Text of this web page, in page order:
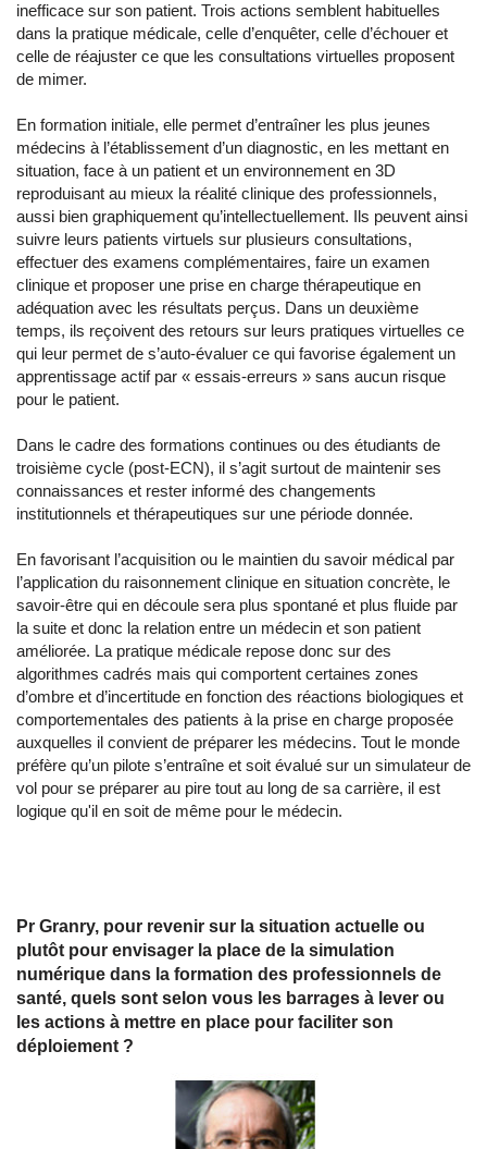
inefficace sur son patient. Trois actions semblent habituelles
dans la pratique médicale, celle d’enquêter, celle d’échouer et
celle de réajuster ce que les consultations virtuelles proposent
de mimer.
En formation initiale, elle permet d’entraîner les plus jeunes
médecins à l’établissement d’un diagnostic, en les mettant en
situation, face à un patient et un environnement en 3D
reproduisant au mieux la réalité clinique des professionnels,
aussi bien graphiquement qu’intellectuellement. Ils peuvent ainsi
suivre leurs patients virtuels sur plusieurs consultations,
effectuer des examens complémentaires, faire un examen
clinique et proposer une prise en charge thérapeutique en
adéquation avec les résultats perçus. Dans un deuxième
temps, ils reçoivent des retours sur leurs pratiques virtuelles ce
qui leur permet de s’auto-évaluer ce qui favorise également un
apprentissage actif par « essais-erreurs » sans aucun risque
pour le patient.
Dans le cadre des formations continues ou des étudiants de
troisième cycle (post-ECN), il s’agit surtout de maintenir ses
connaissances et rester informé des changements
institutionnels et thérapeutiques sur une période donnée.
En favorisant l’acquisition ou le maintien du savoir médical par
l’application du raisonnement clinique en situation concrète, le
savoir-être qui en découle sera plus spontané et plus fluide par
la suite et donc la relation entre un médecin et son patient
améliorée. La pratique médicale repose donc sur des
algorithmes cadrés mais qui comportent certaines zones
d’ombre et d’incertitude en fonction des réactions biologiques et
comportementales des patients à la prise en charge proposée
auxquelles il convient de préparer les médecins. Tout le monde
préfère qu’un pilote s’entraîne et soit évalué sur un simulateur de
vol pour se préparer au pire tout au long de sa carrière, il est
logique qu'il en soit de même pour le médecin.
Pr Granry, pour revenir sur la situation actuelle ou
plutôt pour envisager la place de la simulation
numérique dans la formation des professionnels de
santé, quels sont selon vous les barrages à lever ou
les actions à mettre en place pour faciliter son
déploiement ?